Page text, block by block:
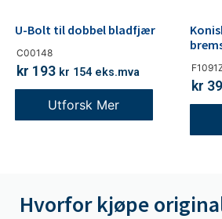
C00148
U-Bolt til dobbel bladfjær
kr 193 kr 154 eks.mva
Utforsk Mer
kr 39
Hvorfor kjøpe